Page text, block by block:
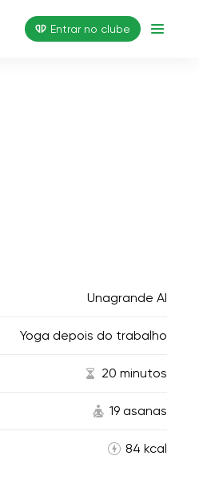
Entrar no clube
Unagrande AI
Yoga depois do trabalho
20 minutos
19 asanas
84 kcal